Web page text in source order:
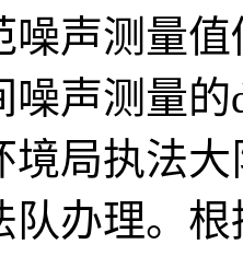
噪声测量
噪声测量
境局执法
队办理。